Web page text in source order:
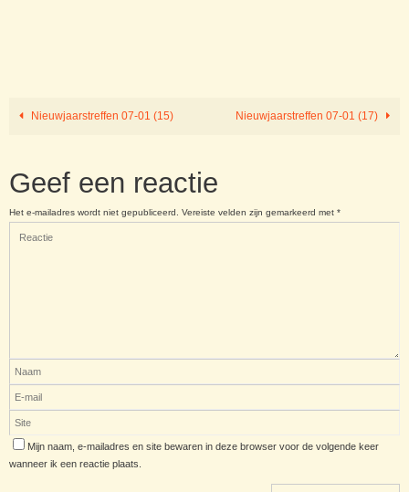
Nieuwjaarstreffen 07-01 (15) Nieuwjaarstreffen 07-01 (17)
Geef een reactie
Het e-mailadres wordt niet gepubliceerd. Vereiste velden zijn gemarkeerd met *
Mijn naam, e-mailadres en site bewaren in deze browser voor de volgende keer
wanneer ik een reactie plaats.